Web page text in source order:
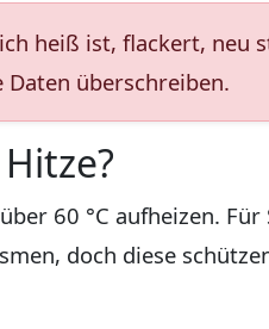
heiß ist, flackert, neu
Daten überschreiben.
60 °C aufheizen.
doch diese